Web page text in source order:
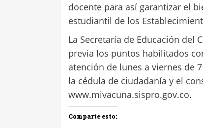
docente para así garantizar el
estudiantil de los
La Secretaría de Educación del
previa los puntos habilitados
atención de lunes a viernes de
la cédula de ciudadanía y el
www.mivacuna.sispro.gov.co.
Comparte esto: